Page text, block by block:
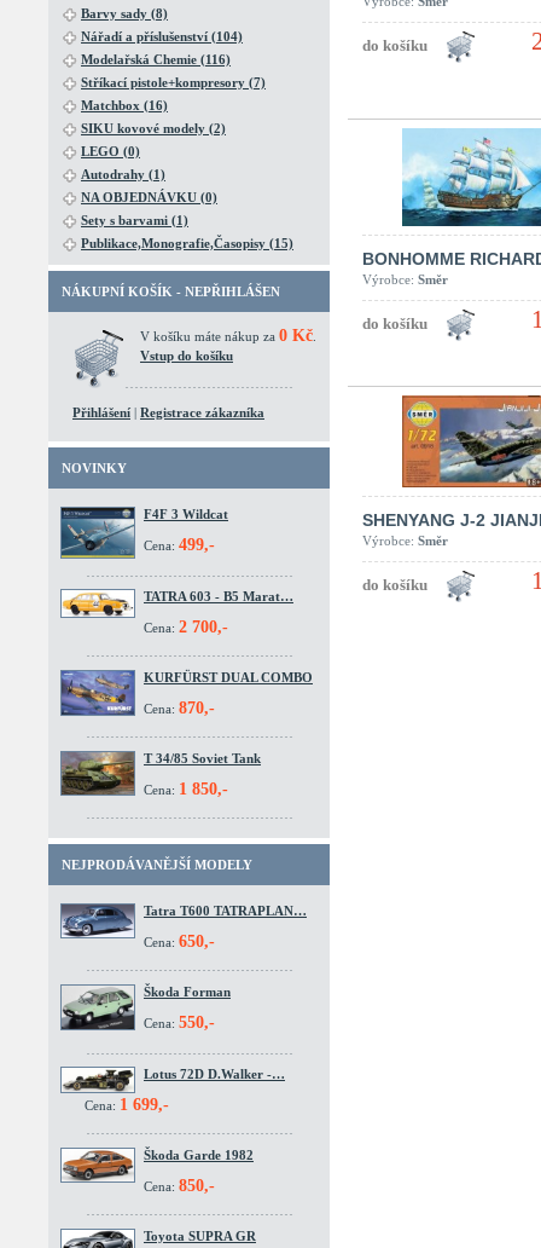
Barvy sady (8)
Nářadí a příslušenství (104)
Modelařská Chemie (116)
Stříkací pistole+kompresory (7)
Matchbox (16)
SIKU kovové modely (2)
LEGO (0)
Autodrahy (1)
NA OBJEDNÁVKU (0)
Sety s barvami (1)
Publikace,Monografie,Časopisy (15)
NÁKUPNÍ KOŠÍK - NEPŘIHLÁŠEN
V košíku máte nákup za 0 Kč
Vstup do košíku
Přihlášení | Registrace zákazníka
NOVINKY
F4F 3 Wildcat
Cena: 499,-
TATRA 603 - B5 Marat…
Cena: 2 700,-
KURFÜRST DUAL COMBO
Cena: 870,-
T 34/85 Soviet Tank
Cena: 1 850,-
NEJPRODÁVANĚJŠÍ MODELY
Tatra T600 TATRAPLAN…
Cena: 650,-
Škoda Forman
Cena: 550,-
Lotus 72D D.Walker -…
Cena: 1 699,-
Škoda Garde 1982
Cena: 850,-
Toyota SUPRA GR
BONHOMME
Výrobce: Směr
SHENYANG J-2
Výrobce: Směr